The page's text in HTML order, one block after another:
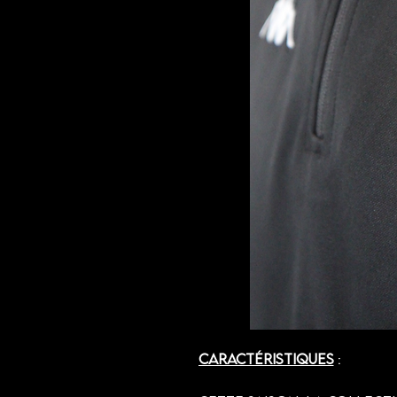
Caractéristiques: